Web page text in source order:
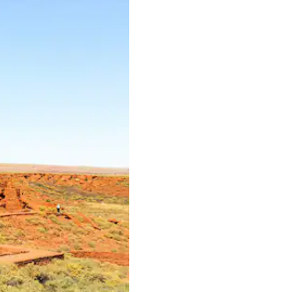
el tacto o desliza el dedo.